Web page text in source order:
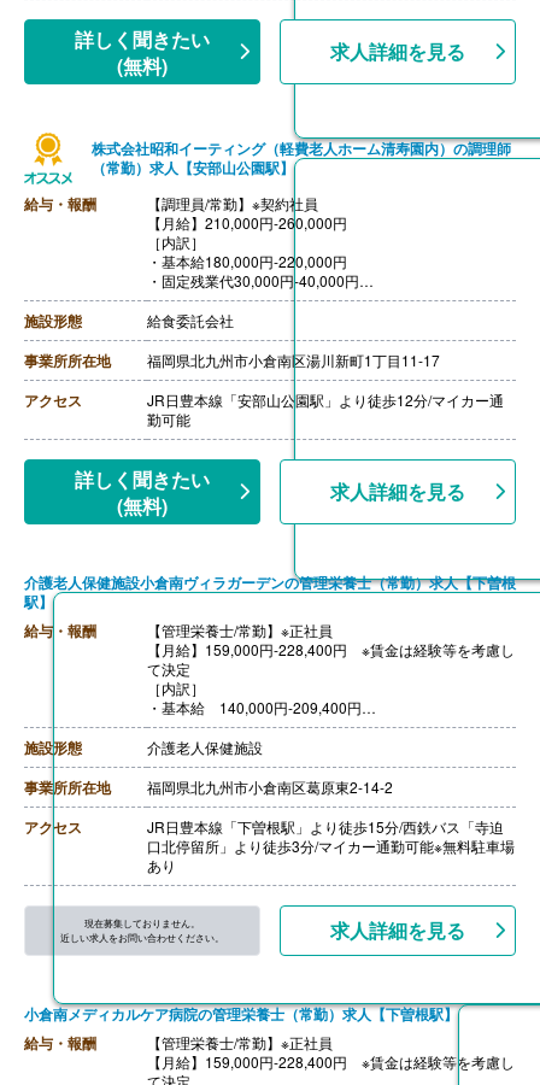
詳しく聞きたい
(無料)
求人詳細を見る
株式会社昭和イーティング（軽費老人ホーム清寿園内）の調理師
（常勤）求人【安部山公園駅】
給与・報酬
【調理員/常勤】※契約社員
【月給】210,000円-260,000円
［内訳］
・基本給180,000円-220,000円
・固定残業代30,000円-40,000円
※固定残業手当は時間外労働の有無に関わらず支給し、2
4時間から29時間を超える時間外労働分は追加で支給
【通勤手当】あり（上限15,000円）
【賞与】なし
【退職金】なし
【昇給】本人実績による
施設形態 給食委託会社
事業所所在地 福岡県北九州市小倉南区湯川新町1丁目11-17
アクセス
JR日豊本線「安部山公園駅」より徒歩12分/マイカー通
勤可能
詳しく聞きたい
(無料)
求人詳細を見る
介護老人保健施設小倉南ヴィラガーデンの管理栄養士（常勤）求人【下曽根
駅】
給与・報酬
【管理栄養士/常勤】※正社員
【月給】159,000円-228,400円 ※賃金は経験等を考慮し
て決定
［内訳］
・基本給 140,000円-209,400円
・職務手当 19,000円
［その他手当］
・皆勤手当 5,000円
・家族手当 配偶9,000円、子4,000円
【賞与】年2回（計3.00ヶ月分）※前年度実績
【通勤手当】あり（上限24,500円/月）
【昇給】あり（1月あたり1,000円-3,000円）※前年度実
績
【退職金】あり※勤続5年以上
施設形態 介護老人保健施設
事業所所在地 福岡県北九州市小倉南区葛原東2-14-2
アクセス
JR日豊本線「下曽根駅」より徒歩15分/西鉄バス「寺迫
口北停留所」より徒歩3分/マイカー通勤可能※無料駐車場
あり
現在募集しておりません。
近しい求人をお問い合わせください。
求人詳細を見る
小倉南メディカルケア病院の管理栄養士（常勤）求人【下曽根駅】
給与・報酬
【管理栄養士/常勤】※正社員
【月給】159,000円-228,400円 ※賃金は経験等を考慮し